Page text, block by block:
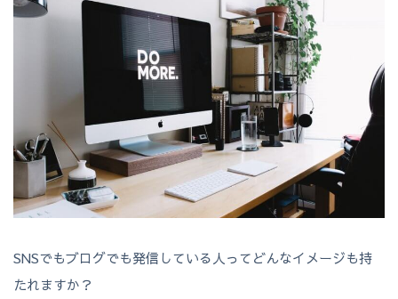
SNSでもブログでも発信している人ってどんなイメージも持
たれますか？